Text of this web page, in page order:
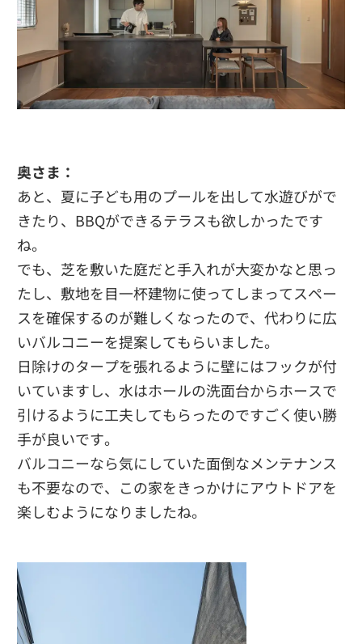
奥さま：
あと、夏に子ども用のプールを出して水遊びがで
きたり、BBQができるテラスも欲しかったです
ね。
でも、芝を敷いた庭だと手入れが大変かなと思っ
たし、敷地を目一杯建物に使ってしまってスペー
スを確保するのが難しくなったので、代わりに広
いバルコニーを提案してもらいました。
日除けのタープを張れるように壁にはフックが付
いていますし、水はホールの洗面台からホースで
引けるように工夫してもらったのですごく使い勝
手が良いです。
バルコニーなら気にしていた面倒なメンテナンス
も不要なので、この家をきっかけにアウトドアを
楽しむようになりましたね。